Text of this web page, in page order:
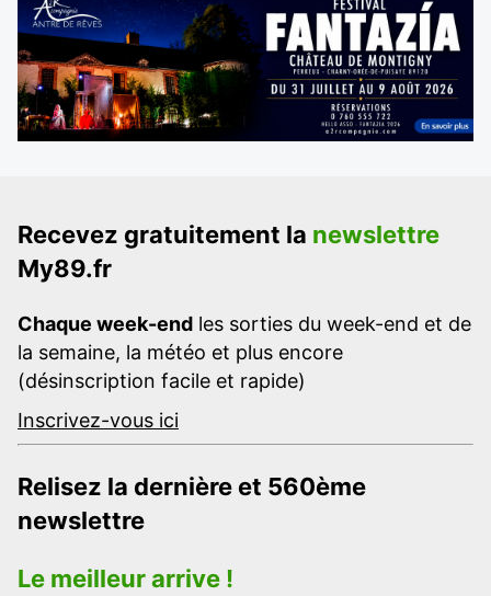
Recevez gratuitement la newslettre
My89.fr
Chaque week-end les sorties du week-end et de
la semaine, la météo et plus encore
(désinscription facile et rapide)
Inscrivez-vous ici
Relisez la dernière et 560ème
newslettre
Le meilleur arrive !